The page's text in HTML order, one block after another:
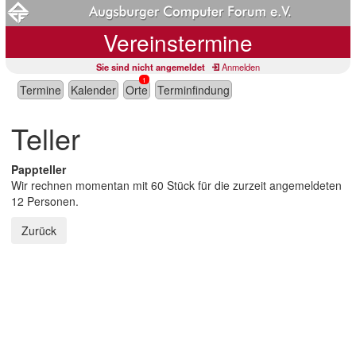
Vereinstermine
Sie sind nicht angemeldet Anmelden
Termine Kalender Orte
1
Terminfindung
Teller
Pappteller
Wir rechnen momentan mit 60 Stück für die zurzeit angemeldeten
12 Personen.